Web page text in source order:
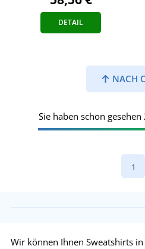
DETAIL
NACH
Sie haben schon
1
Wir können Ihnen Sweatshirts